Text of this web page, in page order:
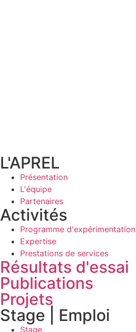
L'APREL
Présentation
L'équipe
Partenaires
Activités
Programme d'expérimentation
Expertise
Prestations de services
Résultats d'essai
Publications
Projets
Stage | Emploi
Stage